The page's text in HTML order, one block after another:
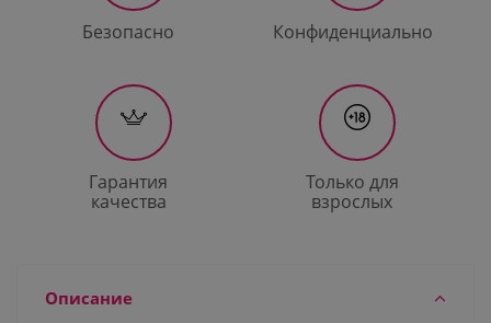
Безопасно Конфиденциально
Гарантия
качества
Только для
взрослых
Описание